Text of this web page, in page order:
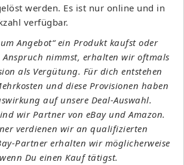
werden. Es ist nur online und in
verfügbar.
Angebot“ ein Produkt kaufst oder
Anspruch nimmst, erhalten wir oftmals
als Vergütung. Für dich entstehen
und diese Provisionen haben
auf unsere Deal-Auswahl.
wir Partner von eBay und Amazon.
verdienen wir an qualifizierten
Partner erhalten wir möglicherweise
Du einen Kauf tätigst.